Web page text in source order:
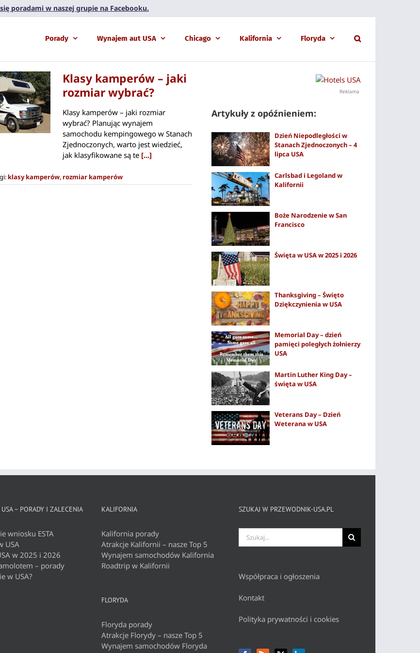
poradami w naszej grupie na Facebooku.
Porady Wynajem aut USA Chicago Kalifornia Floryda
Klasy kamperów – jaki
rozmiar wybrać?
Klasy kamperów – jaki rozmiar
wybrać? Planując wynajem
samochodu kempingowego w Stanach
Zjednoczonych, warto jest wiedzieć,
jak klasyfikowane są te [...]
klasy kamperów, rozmiar kamperów
Reklama
Artykuły z opóźnieniem:
Dzień Niepodległości w
Stanach Zjednoczonych – 4
lipca USA
Carlsbad i Legoland w
Kalifornii
Boże Narodzenie w San
Francisco
Święta w USA w 2025 i 2026
Thanksgiving – Święto
Dziękczynienia w USA
Memorial Day – dzień
pamięci poległych żołnierzy
USA
Martin Luther King Day –
święta w USA
Veterans Day – Dzień
Weterana w USA
– PORADY I ZALECENIA
wniosku ESTA
USA
w 2025 i 2026
– porady
w USA?
KALIFORNIA
Kalifornia porady
Atrakcje Kalifornii – nasze Top 5
Wynajem samochodów Kalifornia
Roadtrip w Kalifornii
FLORYDA
Floryda porady
Atrakcje Florydy – nasze Top 5
Wynajem samochodów Floryda
SZUKAJ W PRZEWODNIK-USA.PL
Szukaj
Współpraca i ogłoszenia
Kontakt
Polityka prywatności i cookies